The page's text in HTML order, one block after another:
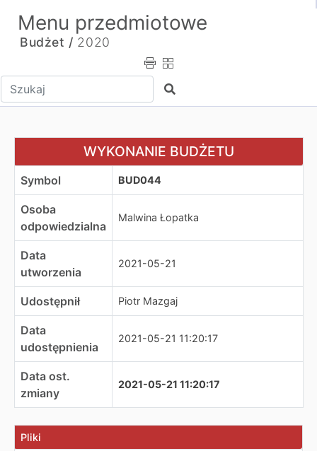
Menu przedmiotowe
Budżet / 2020
Wpisz tekst do wyszukania Szukaj
WYKONANIE BUDŻETUWYKONANIE BUDŻETU
Symbol BUD044
Osoba
odpowiedzialna
Malwina Łopatka
Data
utworzenia
2021-05-21
Udostępnił Piotr Mazgaj
Data
udostępnienia
2021-05-21 11:20:17
Data ost.
zmiany
2021-05-21 11:20:17
Pliki